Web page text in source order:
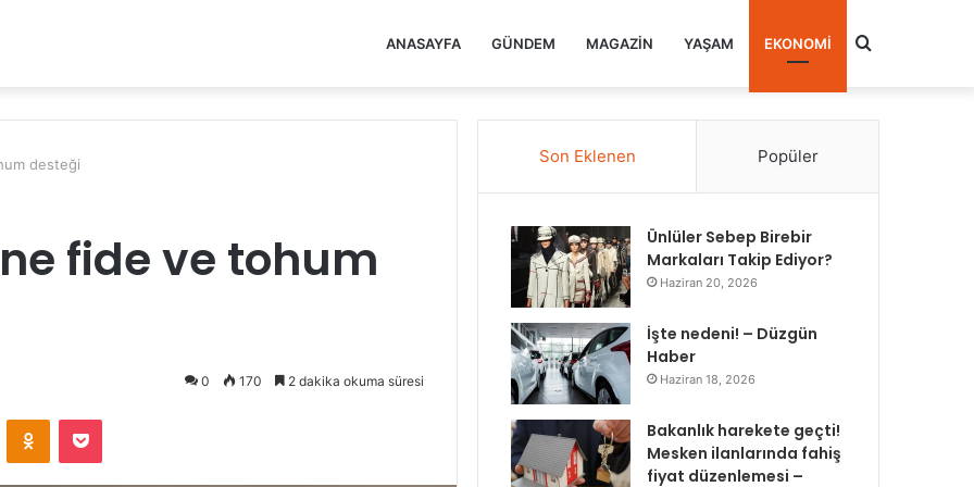
ANASAYFA GÜNDEM MAGAZIN YAŞAM EKONOMI Arama
desteği
fide ve tohum
0 170 2 dakika okuma süresi
Odnoklassniki
Pocket
Son Eklenen Popüler
Ünlüler Sebep Birebir
Markaları Takip Ediyor?
Haziran 20, 2026
İşte nedeni! – Düzgün
Haber
Haziran 18, 2026
Bakanlık harekete geçti!
Mesken ilanlarında fahiş
fiyat düzenlemesi –